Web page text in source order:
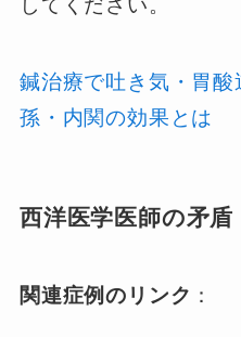
してください。
鍼治療で吐き気・胃
孫・内関の効果とは
西洋医学医師の矛盾
関連症例のリンク ：